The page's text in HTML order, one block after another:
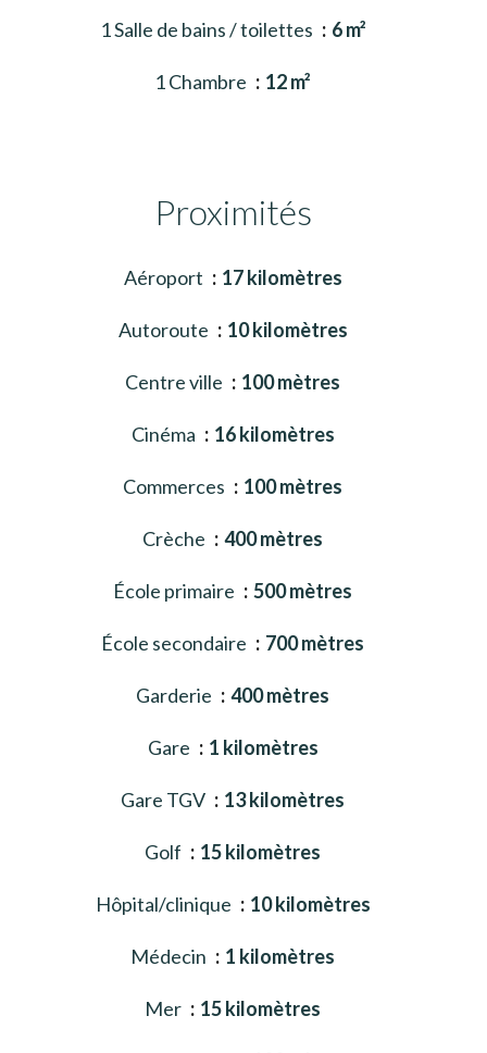
1 Salle de bains / toilettes 6 m²
1 Chambre 12 m²
Proximités
Aéroport 17 kilomètres
Autoroute 10 kilomètres
Centre ville 100 mètres
Cinéma 16 kilomètres
Commerces 100 mètres
Crèche 400 mètres
École primaire 500 mètres
École secondaire 700 mètres
Garderie 400 mètres
Gare 1 kilomètres
Gare TGV 13 kilomètres
Golf 15 kilomètres
Hôpital/clinique 10 kilomètres
Médecin 1 kilomètres
Mer 15 kilomètres